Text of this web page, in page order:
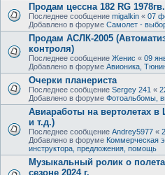
Продам цессна 182 RG 1978гв.
Последнее сообщение migalkin « 07
Добавлено в форуме Самолет -
Продам АСЛК-2005
контроля)
Последнее сообщение Женис « 09
Добавлено в форуме Авионика,
Очерки планериста
Последнее сообщение Sergey 241 «
Добавлено в форуме Фотоальбомы,
Авиаработы на вертолетах
и т.д.)
Последнее сообщение Andrey5977 «
Добавлено в форуме Коммерческая
инструктора, предложения, помощь
Музыкальный ролик о
сезоне 2024 г.